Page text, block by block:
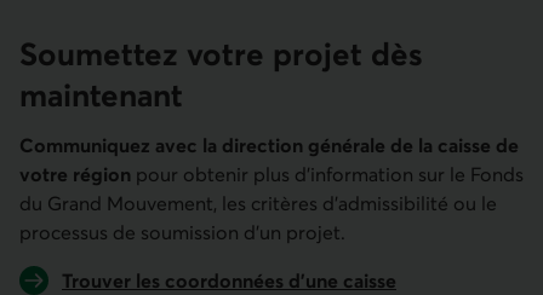
Soumettez votre projet dès
maintenant
Communiquez avec la direction générale de la caisse de
votre région pour obtenir plus d'information sur le Fonds
du Grand Mouvement, les critères d'admissibilité ou le
processus de soumission d'un projet.
Trouver les coordonnées d'une caisse